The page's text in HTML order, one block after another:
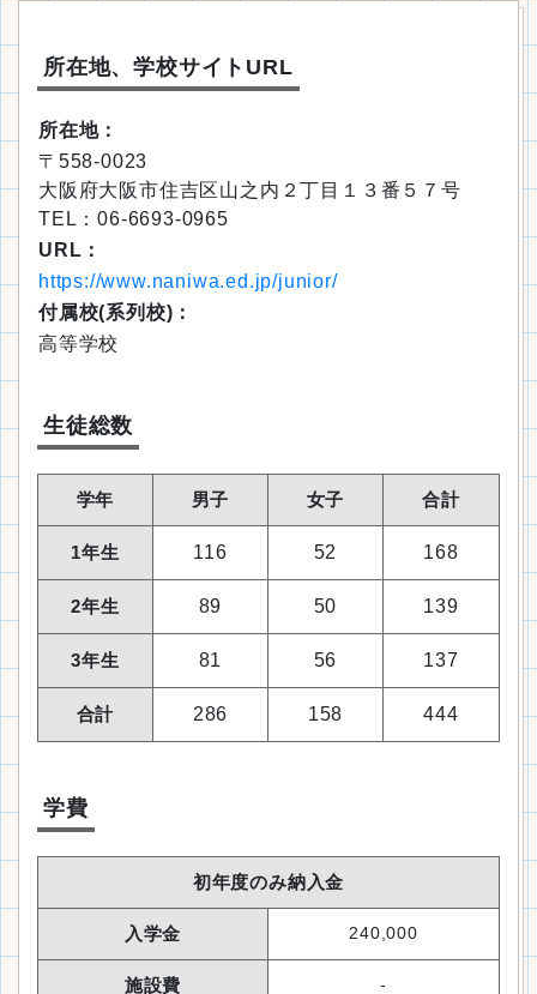
所在地、学校サイトURL
所在地：
〒558-0023
大阪府大阪市住吉区山之内２丁目１３番５７号
TEL：06-6693-0965
URL：
https://www.naniwa.ed.jp/junior/
付属校(系列校)：
高等学校
生徒総数
学年 男子 女子 合計
1年生 116 52 168
2年生 89 50 139
3年生 81 56 137
合計 286 158 444
学費
初年度のみ納入金
入学金 240,000
施設費 -